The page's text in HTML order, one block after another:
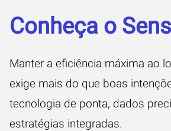
Conheça o
Manter a eficiência máxima ao
exige mais do que boas
tecnologia de ponta, dados
estratégias integradas.